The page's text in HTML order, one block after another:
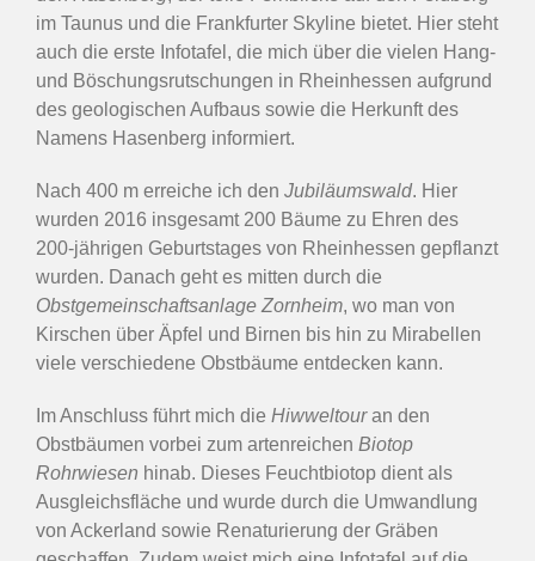
im Taunus und die Frankfurter Skyline bietet. Hier steht
auch die erste Infotafel, die mich über die vielen Hang-
und Böschungsrutschungen in Rheinhessen aufgrund
des geologischen Aufbaus sowie die Herkunft des
Namens Hasenberg informiert.
Nach 400 m erreiche ich den Jubiläumswald. Hier
wurden 2016 insgesamt 200 Bäume zu Ehren des
200-jährigen Geburtstages von Rheinhessen gepflanzt
wurden. Danach geht es mitten durch die
Obstgemeinschaftsanlage Zornheim, wo man von
Kirschen über Äpfel und Birnen bis hin zu Mirabellen
viele verschiedene Obstbäume entdecken kann.
Im Anschluss führt mich die Hiwweltouran den
Obstbäumen vorbei zum artenreichen Biotop
Rohrwiesen hinab. Dieses Feuchtbiotop dient als
Ausgleichsfläche und wurde durch die Umwandlung
von Ackerland sowie Renaturierung der Gräben